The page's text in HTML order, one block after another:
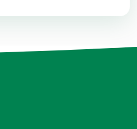
hạng4.85